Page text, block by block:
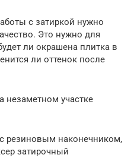
с затиркой нужно
Это нужно для
ли окрашена плитка в
ли оттенок после
незаметном участке
резиновым наконечником,
затирочный